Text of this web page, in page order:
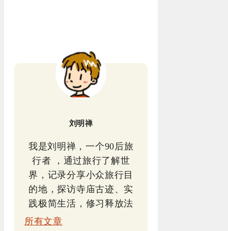
刘明禅
我是刘明禅，一个90后旅
行者 ，通过旅行了解世
界，记录分享小众旅行目
的地，探访寺庙古迹、实
践极简生活，修习释放法
所有文章